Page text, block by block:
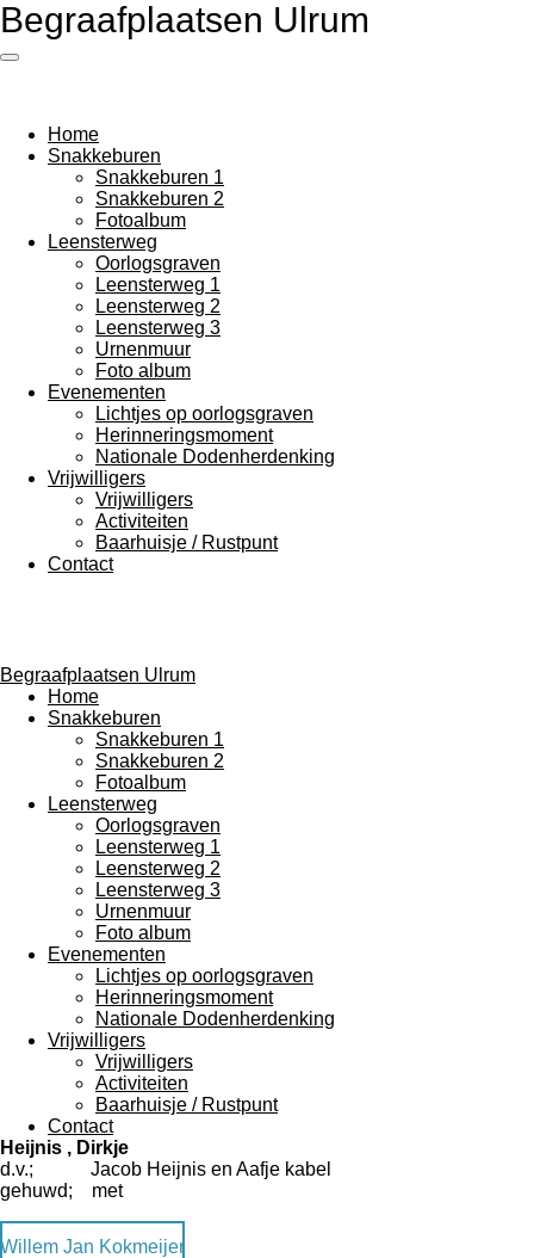
Ga
direct
naar
Begraafplaatsen Ulrum
Home
Snakkeburen
Snakkeburen 1
Snakkeburen 2
Fotoalbum
Leensterweg
Oorlogsgraven
Leensterweg 1
Leensterweg 2
Leensterweg 3
Urnenmuur
Foto album
Evenementen
Lichtjes op oorlogsgraven
Herinneringsmoment
Nationale Dodenherdenking
Vrijwilligers
Vrijwilligers
Activiteiten
Baarhuisje / Rustpunt
Contact
Begraafplaatsen Ulrum
Home
Snakkeburen
Snakkeburen 1
Snakkeburen 2
Fotoalbum
Leensterweg
Oorlogsgraven
Leensterweg 1
Leensterweg 2
Leensterweg 3
Urnenmuur
Foto album
Evenementen
Lichtjes op oorlogsgraven
Herinneringsmoment
Nationale Dodenherdenking
Vrijwilligers
Vrijwilligers
Activiteiten
Baarhuisje / Rustpunt
Contact
Heijnis , Dirkje
d.v.; Jacob Heijnis en Aafje kabel
gehuwd; met
Willem Jan Kokmeijer